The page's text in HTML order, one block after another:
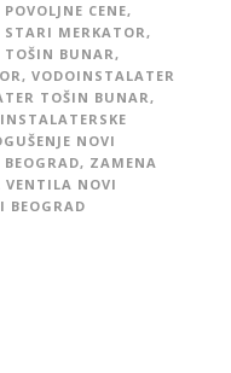
CENE,
MERKATOR,
BUNAR,
, VODOINSTALATER
TOŠIN BUNAR,
NOVI
, ZAMENA
VENTILA NOVI
BEOGRAD